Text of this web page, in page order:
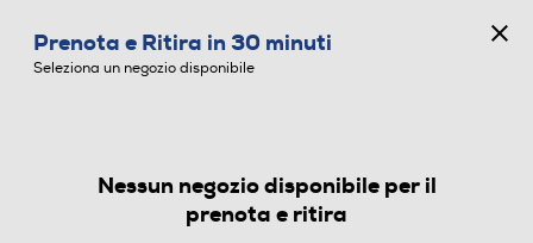
ACCESSORI CURA E BELLEZZA
Prenota e Ritira in 30 minuti
Seleziona un negozio disponibile
Nessun negozio disponibile per il
prenota e ritira